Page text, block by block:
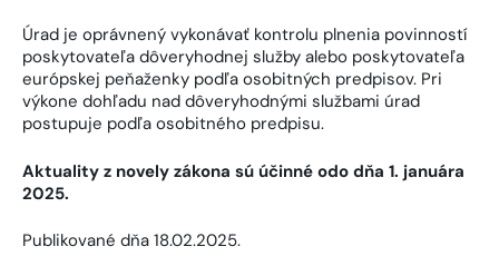
Úrad je oprávnený vykonávať kontrolu plnenia povinností
poskytovateľa dôveryhodnej služby alebo poskytovateľa
európskej peňaženky podľa osobitných predpisov. Pri
výkone dohľadu nad dôveryhodnými službami úrad
postupuje podľa osobitného predpisu.
Aktuality z novely zákona sú účinné odo dňa 1. januára
2025.
Publikované dňa 18.02.2025.